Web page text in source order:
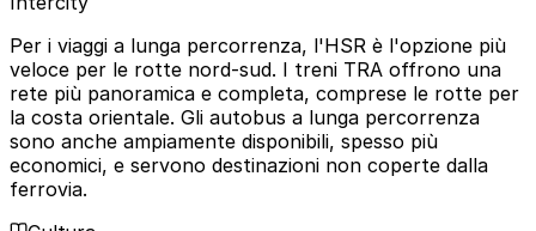
Per i viaggi a lunga percorrenza, l'HSR è l'opzione più
veloce per le rotte nord-sud. I treni TRA offrono una
rete più panoramica e completa, comprese le rotte per
la costa orientale. Gli autobus a lunga percorrenza
sono anche ampiamente disponibili, spesso più
economici, e servono destinazioni non coperte dalla
ferrovia.